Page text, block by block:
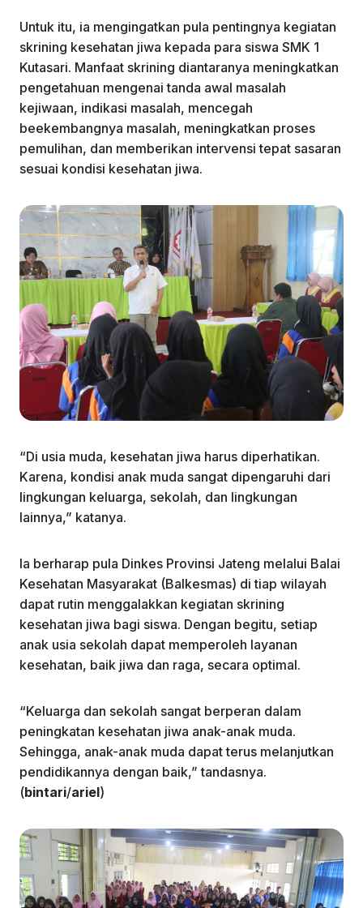
Untuk itu, ia mengingatkan pula pentingnya kegiatan
skrining kesehatan jiwa kepada para siswa SMK 1
Kutasari. Manfaat skrining diantaranya meningkatkan
pengetahuan mengenai tanda awal masalah
kejiwaan, indikasi masalah, mencegah
beekembangnya masalah, meningkatkan proses
pemulihan, dan memberikan intervensi tepat sasaran
sesuai kondisi kesehatan jiwa.
“Di usia muda, kesehatan jiwa harus diperhatikan.
Karena, kondisi anak muda sangat dipengaruhi dari
lingkungan keluarga, sekolah, dan lingkungan
lainnya,” katanya.
Ia berharap pula Dinkes Provinsi Jateng melalui Balai
Kesehatan Masyarakat (Balkesmas) di tiap wilayah
dapat rutin menggalakkan kegiatan skrining
kesehatan jiwa bagi siswa. Dengan begitu, setiap
anak usia sekolah dapat memperoleh layanan
kesehatan, baik jiwa dan raga, secara optimal.
“Keluarga dan sekolah sangat berperan dalam
peningkatan kesehatan jiwa anak-anak muda.
Sehingga, anak-anak muda dapat terus melanjutkan
pendidikannya dengan baik,” tandasnya.
(bintari/ariel)